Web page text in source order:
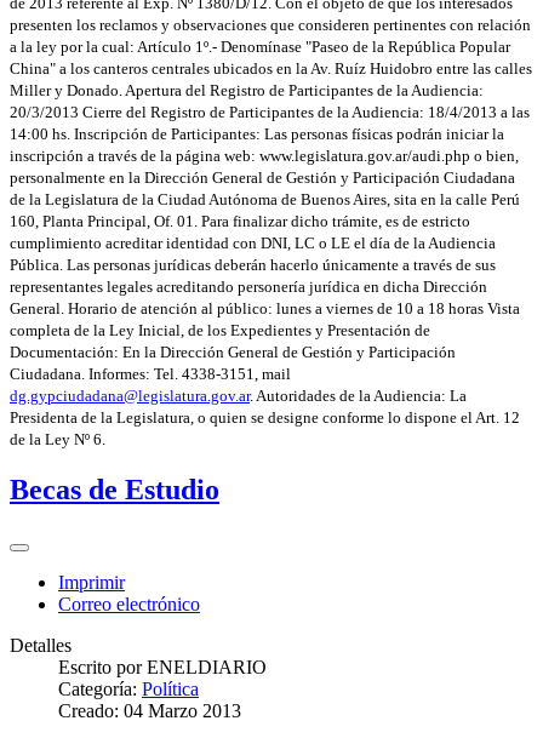
presenten los reclamos y observaciones que consideren pertinentes con relación
a la ley por la cual: Artículo 1º.- Denomínase "Paseo de la República Popular
China" a los canteros centrales ubicados en la Av. Ruíz Huidobro entre las calles
Miller y Donado. Apertura del Registro de Participantes de la Audiencia:
20/3/2013 Cierre del Registro de Participantes de la Audiencia: 18/4/2013 a las
14:00 hs. Inscripción de Participantes: Las personas físicas podrán iniciar la
inscripción a través de la página web: www.legislatura.gov.ar/audi.php o bien,
personalmente en la Dirección General de Gestión y Participación Ciudadana
de la Legislatura de la Ciudad Autónoma de Buenos Aires, sita en la calle Perú
160, Planta Principal, Of. 01. Para finalizar dicho trámite, es de estricto
cumplimiento acreditar identidad con DNI, LC o LE el día de la Audiencia
Pública. Las personas jurídicas deberán hacerlo únicamente a través de sus
representantes legales acreditando personería jurídica en dicha Dirección
General. Horario de atención al público: lunes a viernes de 10 a 18 horas Vista
completa de la Ley Inicial, de los Expedientes y Presentación de
Documentación: En la Dirección General de Gestión y Participación
Ciudadana. Informes: Tel. 4338-3151, mail
dg.gypciudadana@legislatura.gov.ar. Autoridades de la Audiencia: La
Presidenta de la Legislatura, o quien se designe conforme lo dispone el Art. 12
de la Ley Nº 6.
Becas de Estudio
Imprimir
Correo electrónico
Detalles
Escrito porENELDIARIO
Categoría: Política
Creado: 04 Marzo 2013